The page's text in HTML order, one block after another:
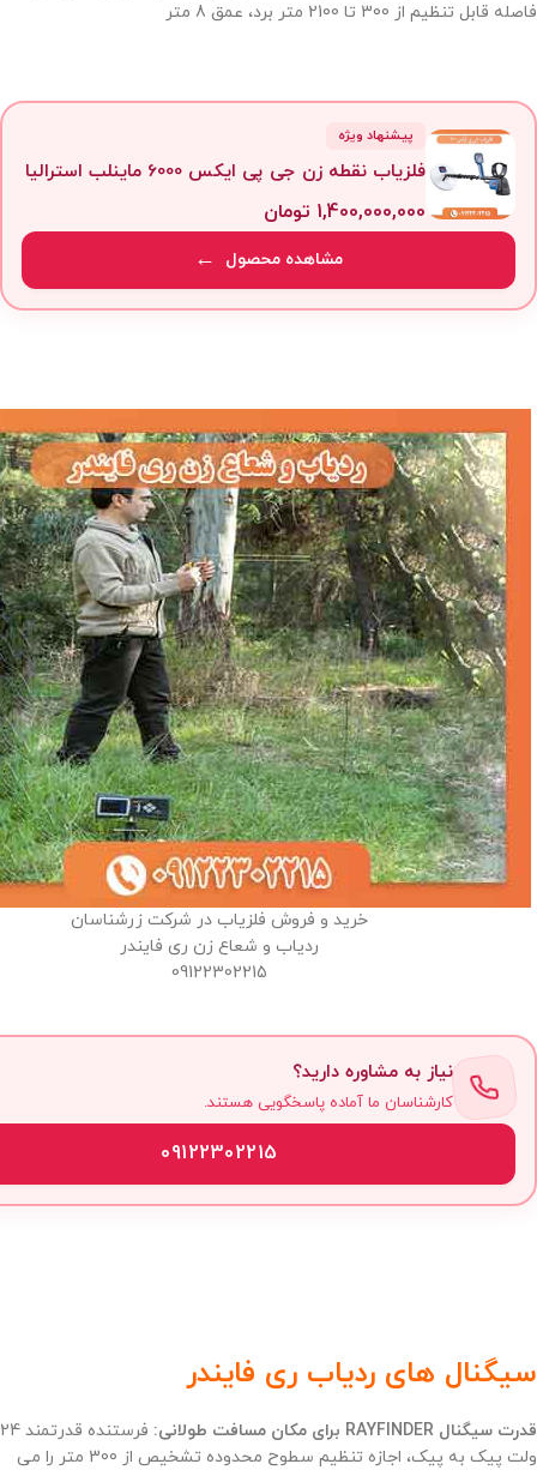
فاصله قابل تنظیم از 300 تا 2100 متر برد، عمق 8 متر
پیشنهاد ویژه
فلزیاب نقطه زن جی پی ایکس 6000 ماینلب استرالیا
1,400,000,000 تومان
مشاهده محصول
خرید و فروش فلزیاب در شرکت زرشناسان
ردیاب و شعاع زن ری فایندر
09122302215
نیاز به مشاوره دارید؟
کارشناسان ما آماده پاسخگویی هستند.
09122302215
سیگنال های ردیاب ری فایندر
قدرت سیگنال RAYFINDER برای مکان مسافت طولانی:
فرستنده قدرتمند 24
ولت پیک به پیک، اجازه تنظیم سطوح محدوده تشخیص از 300 متر را می